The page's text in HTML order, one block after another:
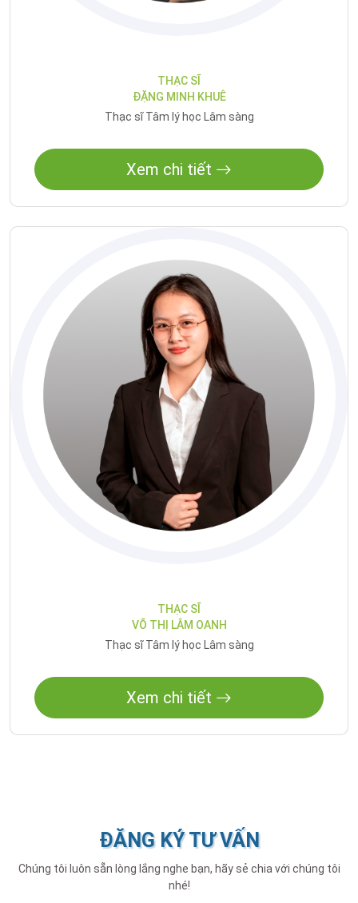
THẠC SĨ
ĐẶNG MINH KHUÊ
Thạc sĩ Tâm lý học Lâm sàng
Xem chi tiết
THẠC SĨ
VÕ THỊ LÂM OANH
Thạc sĩ Tâm lý học Lâm sàng
Xem chi tiết
ĐĂNG KÝ TƯ VẤN
Chúng tôi luôn sẵn lòng lắng nghe bạn, hãy sẻ chia với chúng tôi
nhé!